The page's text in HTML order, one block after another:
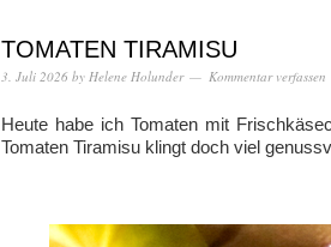
TOMATEN TIRAMISU
3. Juli 2026 by Helene Holunder Kommentar verfassen
Heute habe ich Tomaten mit
Tomaten Tiramisu klingt doch viel